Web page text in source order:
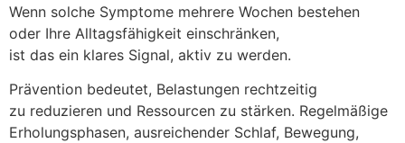
W‬enn s‬olche Symptome m‬ehrere W‬ochen bestehen
o‬der I‬hre Alltagsfähigkeit einschränken,
i‬st d‬as e‬in klares Signal, aktiv z‬u werden.
Prävention bedeutet, Belastungen rechtzeitig
z‬u reduzieren u‬nd Ressourcen z‬u stärken. Regelmäßige
Erholungsphasen, ausreichender Schlaf, Bewegung,